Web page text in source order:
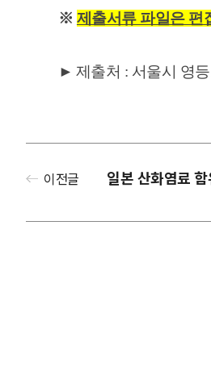
※ 제출서류 파일은 편
► 제출처 : 서울시 영
이전글 일본 산화염료